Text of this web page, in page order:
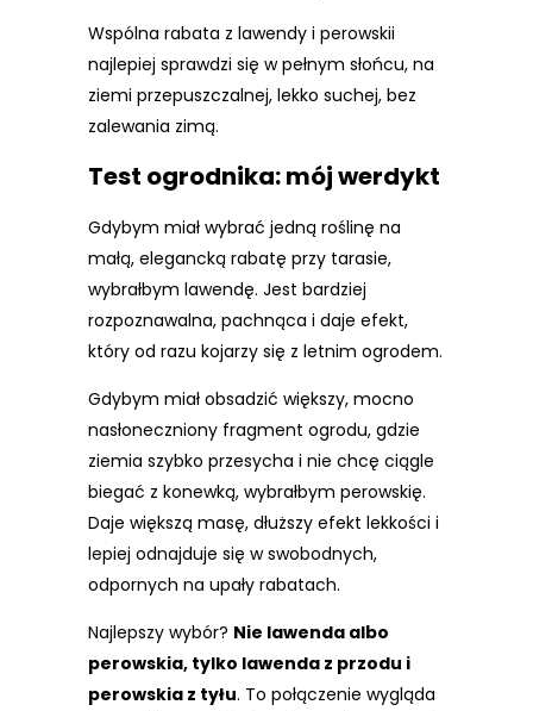
Wspólna rabata z lawendy i perowskii
najlepiej sprawdzi się w pełnym słońcu, na
ziemi przepuszczalnej, lekko suchej, bez
zalewania zimą.
Test ogrodnika: mój werdykt
Gdybym miał wybrać jedną roślinę na
małą, elegancką rabatę przy tarasie,
wybrałbym lawendę. Jest bardziej
rozpoznawalna, pachnąca i daje efekt,
który od razu kojarzy się z letnim ogrodem.
Gdybym miał obsadzić większy, mocno
nasłoneczniony fragment ogrodu, gdzie
ziemia szybko przesycha i nie chcę ciągle
biegać z konewką, wybrałbym perowskię.
Daje większą masę, dłuższy efekt lekkości i
lepiej odnajduje się w swobodnych,
odpornych na upały rabatach.
Najlepszy wybór? Nie lawenda albo
perowskia, tylko lawenda z przodu i
perowskia z tyłu. To połączenie wygląda